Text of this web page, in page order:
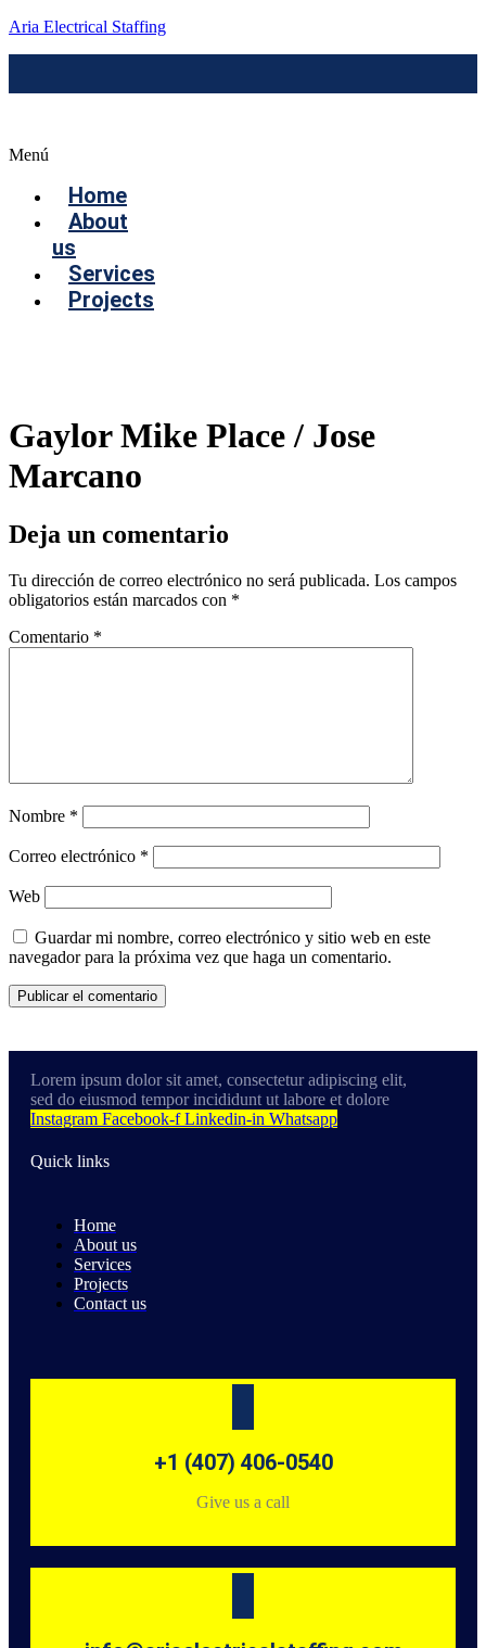
Aria Electrical Staffing
Menú
Home
About
us
Services
Projects
Gaylor Mike Place / Jose
Marcano
Deja un comentario
Tu dirección de correo electrónico no será publicada. Los campos
obligatorios están marcados con *
Comentario *
Nombre *
Correo electrónico *
Web
Guardar mi nombre, correo electrónico y sitio web en este
navegador para la próxima vez que haga un comentario.
Lorem ipsum dolor sit amet, consectetur adipiscing elit,
sed do eiusmod tempor incididunt ut labore et dolore
Instagram Facebook-f Linkedin-in Whatsapp
Quick links
Home
About us
Services
Projects
Contact us
+1 (407) 406-0540
Give us a call